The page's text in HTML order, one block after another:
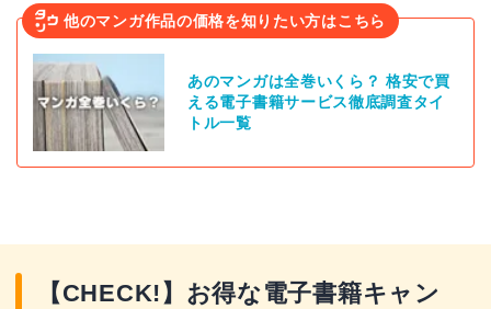
他のマンガ作品の価格を知りたい方はこちら
あのマンガは全巻いくら？ 格安で買
える電子書籍サービス徹底調査タイ
トル一覧
【CHECK!】お得な電子書籍キャン